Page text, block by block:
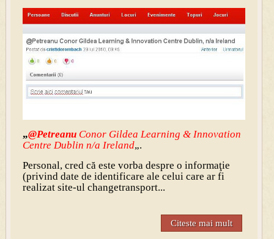
„@Petreanu Conor Gildea Learning & Innovation
Centre Dublin n/a Ireland„.
Personal, cred că este vorba despre o informaţie
(privind date de identificare ale celui care ar fi
realizat site-ul changetransport...
Citeste mai mult